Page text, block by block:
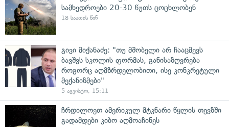
სამხედროები 20-30 წუთს ცოცხლობენ
18 საათის წინ
გივი მიქანაძე: "თუ მშობელი არ ჩააცმევს
ბავშვს სკოლის ფორმას, განისაზღვრება
როგორც აღმზრდელობითი, ისე კონკრეტული
მექანიზმები"
5 აგვისტო, 15:11
ჩრდილოეთ ამერიკულ მტკნარი წყლის თევზში
გადამდები კიბო აღმოაჩინეს